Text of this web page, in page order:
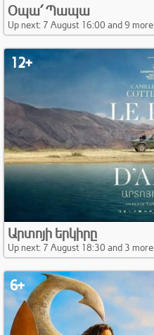
Օպա՛ Պապա
Up next: 7 August 16:00 and 9 more
12+
Արտոյի երկիրը
Up next: 7 August 18:30 and 3 more
6+